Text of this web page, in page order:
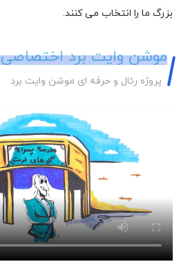
بزرگ ما را انتخاب می کنند.
موشن وایت برد اختصاصی
پروژه رئال و حرفه ای موشن وایت برد